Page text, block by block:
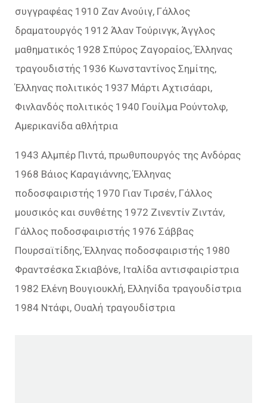
συγγραφέας 1910 Ζαν Ανούιγ, Γάλλος
δραματουργός 1912 Άλαν Τούρινγκ, Άγγλος
μαθηματικός 1928 Σπύρος Ζαγοραίος, Έλληνας
τραγουδιστής 1936 Κωνσταντίνος Σημίτης,
Έλληνας πολιτικός 1937 Μάρτι Αχτισάαρι,
Φινλανδός πολιτικός 1940 Γουίλμα Ρούντολφ,
Αμερικανίδα αθλήτρια
1943 Αλμπέρ Πιντά, πρωθυπουργός της Ανδόρας
1968 Βάιος Καραγιάννης, Έλληνας
ποδοσφαιριστής 1970 Γιαν Τιρσέν, Γάλλος
μουσικός και συνθέτης 1972 Ζινεντίν Ζιντάν,
Γάλλος ποδοσφαιριστής 1976 Σάββας
Πουρσαϊτίδης, Έλληνας ποδοσφαιριστής 1980
Φραντσέσκα Σκιαβόνε, Ιταλίδα αντισφαιρίστρια
1982 Ελένη Βουγιουκλή, Ελληνίδα τραγουδίστρια
1984 Ντάφι, Ουαλή τραγουδίστρια